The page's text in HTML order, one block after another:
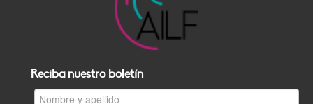
Reciba nuestro boletín